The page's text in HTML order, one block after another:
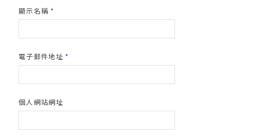
顯示名稱 *
電子郵件地址 *
個人網站網址